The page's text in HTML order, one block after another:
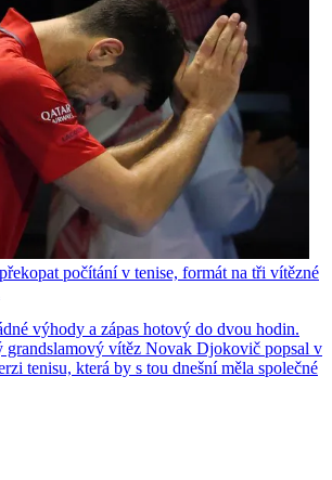
počítání v tenise, formát na tři vítězné
výhody a zápas hotový do dvou hodin.
grandslamový vítěz Novak Djokovič popsal v
tenisu, která by s tou dnešní měla společné